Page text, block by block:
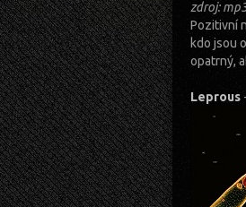
zdroj:
Pozitivní
kdo jsou
opatrný,
Leprous